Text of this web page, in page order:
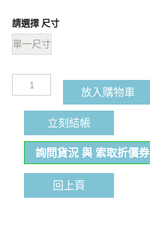
請選擇 尺寸
單一尺寸
放入購物車
立刻結帳
詢問貨況 與 索取折價券
回上頁